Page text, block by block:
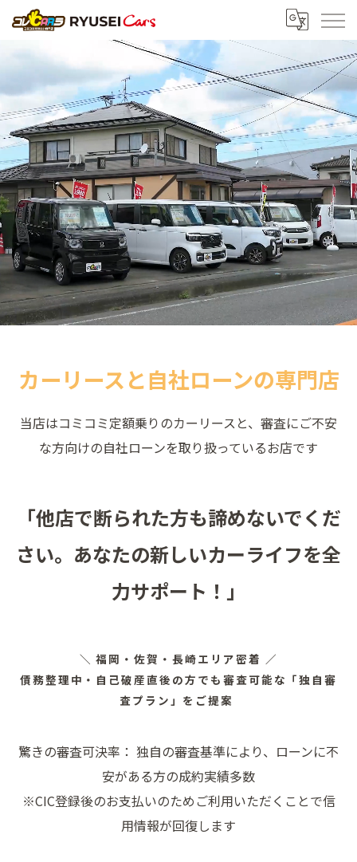
カーリースと自社ローンの専門店
当店はコミコミ定額乗りのカーリースと、審査にご不安
な方向けの自社ローンを取り扱っているお店です
「他店で断られた方も諦めないでくだ
さい。あなたの新しいカーライフを全
力サポート！」
＼ 福岡・佐賀・長崎エリア密着 ／
債務整理中・自己破産直後の方でも審査可能な「独自審
査プラン」をご提案
驚きの審査可決率： 独自の審査基準により、ローンに不
安がある方の成約実績多数
※CIC登録後のお支払いのためご利用いただくことで信
用情報が回復します